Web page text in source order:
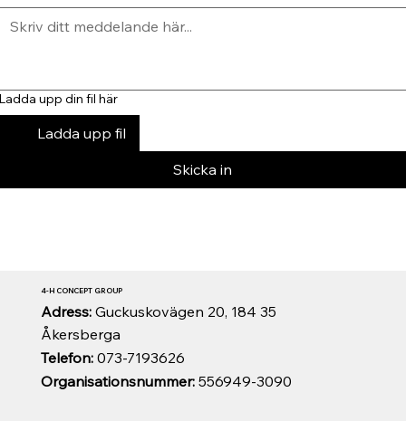
upp din fil här
Ladda upp fil
Skicka in
Organisationsnummer:556949-3090
Telefon:073-7193626
Adress: Guckuskovägen 20, 184 35
Åkersberga
4-H CONCEPT GROUP